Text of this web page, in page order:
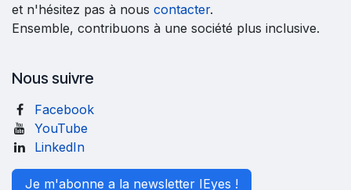
et n'hésitez pas à nous contacter.
Ensemble, contribuons à une société plus inclusive.
Nous suivre
Facebook
YouTube
LinkedIn
Je m'abonne a la newsletter IEyes !